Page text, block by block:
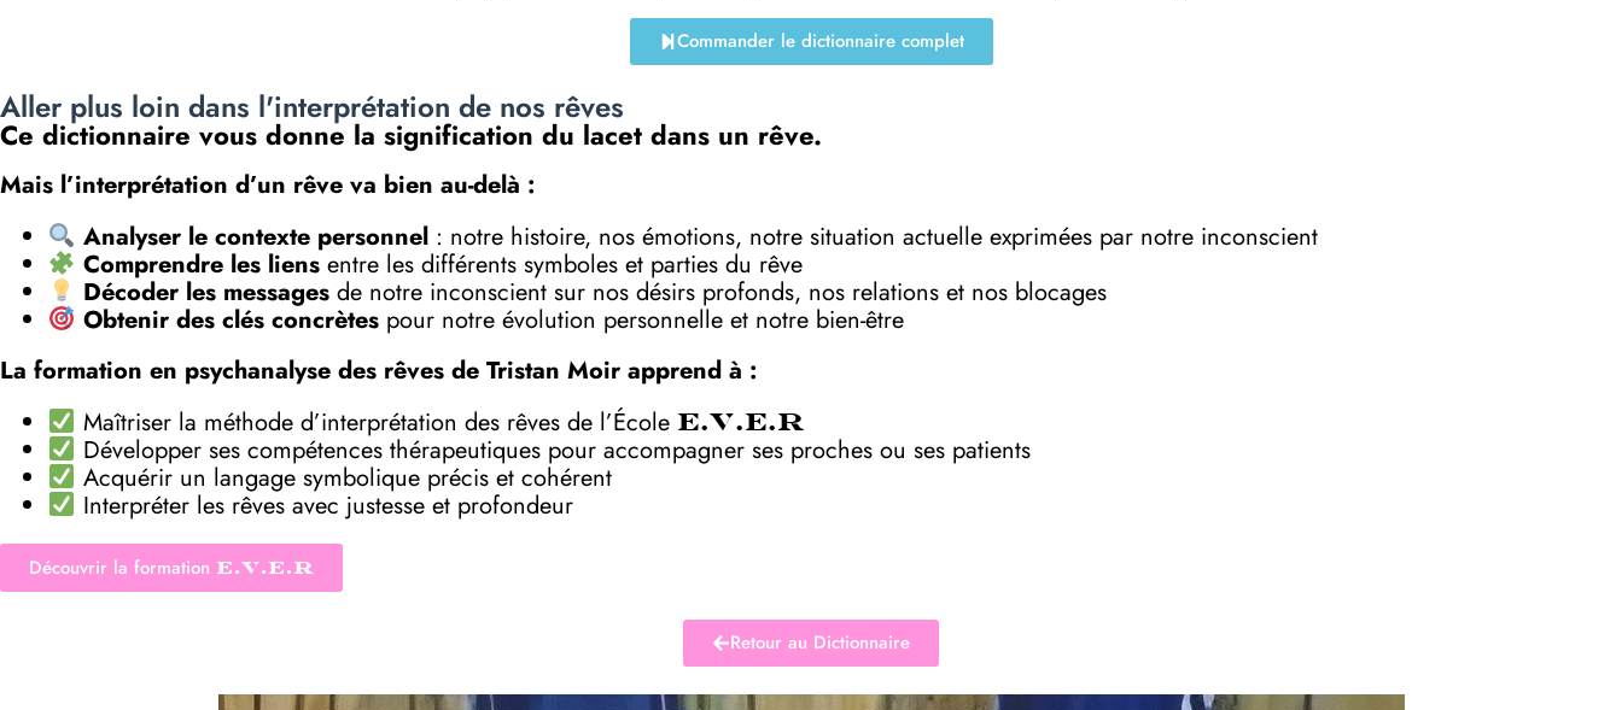
Commander le dictionnaire complet
Aller plus loin dans l'interprétation de nos rêves
Ce dictionnaire vous donne la signification du lacet dans un rêve.
Mais l’interprétation d’un rêve va bien au-delà :
Analyser le contexte personnel: notre histoire, nos émotions, notre situation actuelle exprimées par notre inconscient
Comprendre les liensentre les différents symboles et parties du rêve
Décoder les messagesde notre inconscient sur nos désirs profonds, nos relations et nos blocages
Obtenir des clés concrètespour notre évolution personnelle et notre bien-être
La formation en psychanalyse des rêves de Tristan Moir apprend à :
Maîtriser la méthode d’interprétation des rêves de l’École E.V.E.R
Développer ses compétences thérapeutiques pour accompagner ses proches ou ses patients
Acquérir un langage symbolique précis et cohérent
Interpréter les rêves avec justesse et profondeur
Découvrir la formation E.V.E.R
Retour au Dictionnaire